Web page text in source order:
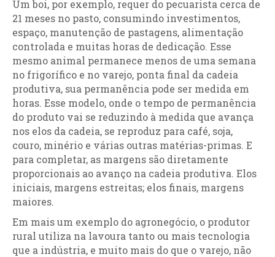
Um boi, por exemplo, requer do pecuarista cerca de
21 meses no pasto, consumindo investimentos,
espaço, manutenção de pastagens, alimentação
controlada e muitas horas de dedicação. Esse
mesmo animal permanece menos de uma semana
no frigorífico e no varejo, ponta final da cadeia
produtiva, sua permanência pode ser medida em
horas. Esse modelo, onde o tempo de permanência
do produto vai se reduzindo à medida que avança
nos elos da cadeia, se reproduz para café, soja,
couro, minério e várias outras matérias-primas. E
para completar, as margens são diretamente
proporcionais ao avanço na cadeia produtiva. Elos
iniciais, margens estreitas; elos finais, margens
maiores.
Em mais um exemplo do agronegócio, o produtor
rural utiliza na lavoura tanto ou mais tecnologia
que a indústria, e muito mais do que o varejo, não